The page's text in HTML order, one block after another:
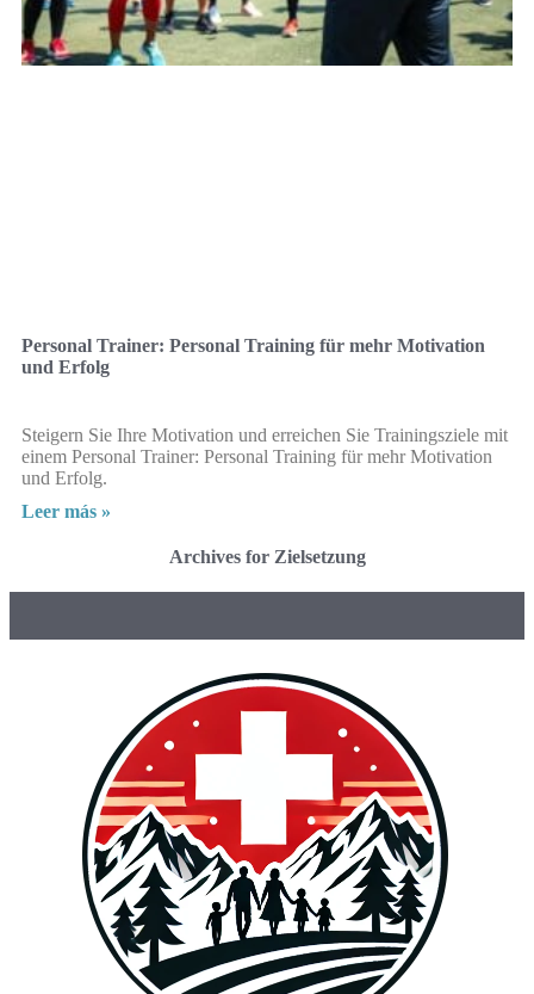
Personal Trainer: Personal Training für mehr Motivation
und Erfolg
Steigern Sie Ihre Motivation und erreichen Sie Trainingsziele mit
einem Personal Trainer: Personal Training für mehr Motivation
und Erfolg.
Leer más »
Archives for Zielsetzung